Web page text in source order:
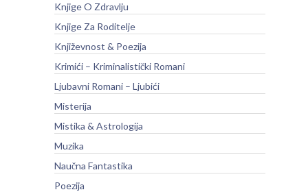
Knjige O Zdravlju
Knjige Za Roditelje
Književnost & Poezija
Krimići – Kriminalistički Romani
Ljubavni Romani – Ljubići
Misterija
Mistika & Astrologija
Muzika
Naučna Fantastika
Poezija